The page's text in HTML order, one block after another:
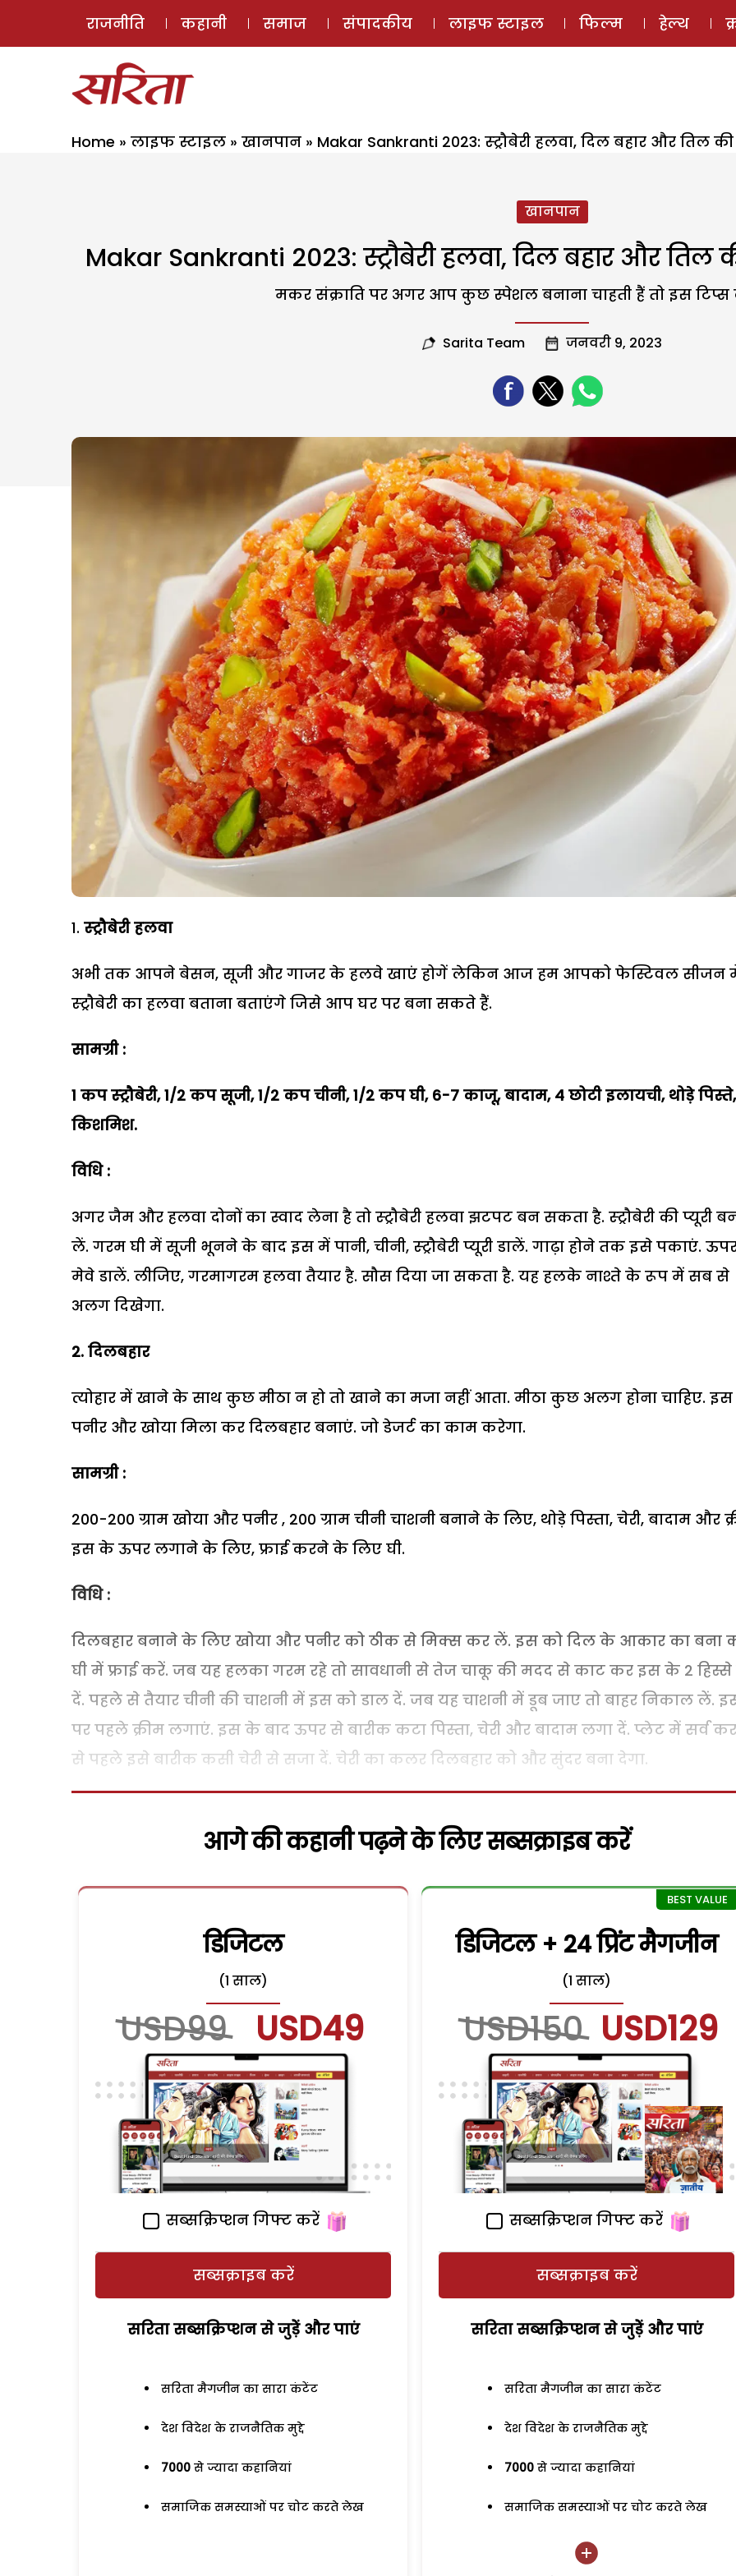
ई-मैगज़ीन
राजनीति कहानी समाज संपादकीय लाइफ स्टाइल फिल्म हेल्थ
Home » लाइफ स्टाइल » खानपान » Makar Sankranti 2023: स्ट्रौबेरी हलवा, दिल बहार और तिल
खानपान
Makar Sankranti 2023: स्ट्रौबेरी हलवा, दिल बहार और तिल
मकर संक्राति पर अगर आप कुछ स्पेशल बनाना चाहती हैं तो इस
Sarita Team जनवरी 9, 2023
स्ट्रौबेरी हलवा
अभी तक आपने बेसन, सूजी और गाजर के हलवे खाएं होगें लेकिन आज हम आपको फेस्टिवल सीजन
स्ट्रौबेरी का हलवा बताना बताएंगे जिसे आप घर पर बना सकते हैं.
सामग्री :
1 कप स्ट्रौबेरी, 1/2 कप सूजी, 1/2 कप चीनी, 1/2 कप घी, 6-7 काजू, बादाम, 4 छोटी इलायची, थोड़े पिस्ते,
किशमिश.
विधि :
अगर जैम और हलवा दोनों का स्वाद लेना है तो स्ट्रौबेरी हलवा झटपट बन सकता है. स्ट्रौबेरी की प्यूरी
लें. गरम घी में सूजी भूनने के बाद इस में पानी, चीनी, स्ट्रौबेरी प्यूरी डालें. गाढ़ा होने तक इसे पकाएं.
मेवे डालें. लीजिए, गरमागरम हलवा तैयार है. सौस दिया जा सकता है. यह हलके नाश्ते के रूप में सब से
अलग दिखेगा.
2. दिलबहार
त्योहार में खाने के साथ कुछ मीठा न हो तो खाने का मजा नहीं आता. मीठा कुछ अलग होना चाहिए. इस
पनीर और खोया मिला कर दिलबहार बनाएं. जो डेजर्ट का काम करेगा.
सामग्री :
200-200 ग्राम खोया और पनीर , 200 ग्राम चीनी चाशनी बनाने के लिए, थोड़े पिस्ता, चेरी, बादाम और
इस के ऊपर लगाने के लिए, फ्राई करने के लिए घी.
विधि :
दिलबहार बनाने के लिए खोया और पनीर को ठीक से मिक्स कर लें. इस को दिल के आकार का बना
घी में फ्राई करें. जब यह हलका गरम रहे तो सावधानी से तेज चाकू की मदद से काट कर इस के 2
दें. पहले से तैयार चीनी की चाशनी में इस को डाल दें. जब यह चाशनी में डूब जाए तो बाहर निकाल लें.
पर पहले क्रीम लगाएं. इस के बाद ऊपर से बारीक कटा पिस्ता, चेरी और बादाम लगा दें. प्लेट में सर्व
से पहले इसे बारीक कसी चेरी से सजा दें. चेरी का कलर दिलबहार को और सुंदर बना देगा.
आगे की कहानी पढ़ने के लिए सब्सक्राइब करें
डिजिटल
(1 साल)
USD99 USD49
सब्सक्रिप्शन गिफ्ट करें
सब्सक्राइब करें
सरिता सब्सक्रिप्शन से जुड़ेें और पाएं
सरिता मैगजीन का सारा कंटेंट
देश विदेश के राजनैतिक मुद्दे
7000 से ज्यादा कहानियां
समाजिक समस्याओं पर चोट करते लेख
डिजिटल + 24 प्रिंट मैगजीन
(1 साल)
USD150 USD129
सब्सक्रिप्शन गिफ्ट करें
सब्सक्राइब करें
सरिता सब्सक्रिप्शन से जुड़ेें और पाएं
सरिता मैगजीन का सारा कंटेंट
देश विदेश के राजनैतिक मुद्दे
7000 से ज्यादा कहानियां
समाजिक समस्याओं पर चोट करते लेख